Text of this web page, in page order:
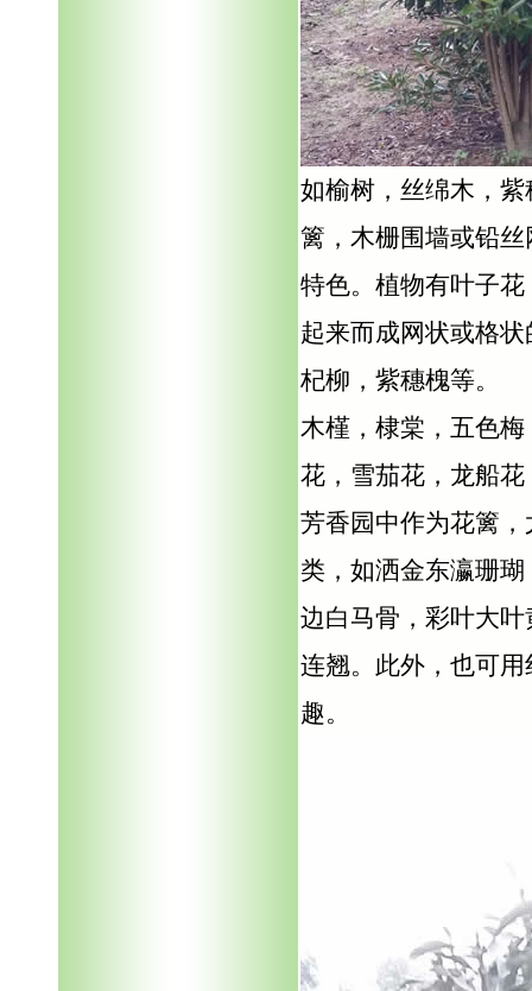
如榆树，丝绵木，
篱，木栅围墙或铅
特色。植物有叶子
起来而成网状或格
杞柳，紫穗槐等。
木槿，棣棠，五色
花，雪茄花，龙船
芳香园中作为花篱
类，如洒金东瀛珊
边白马骨，彩叶大
连翘。此外，也可
趣。